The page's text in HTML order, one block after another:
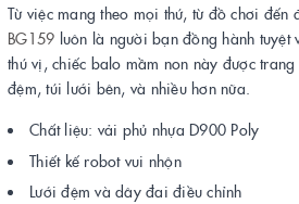
Từ việc mang theo mọi thứ, từ đồ chơi đến
BG159 luôn là người bạn đồng hành tuyệt
thú vị, chiếc balo mầm non này được
đệm, túi lưới bên, và nhiều hơn nữa.
Chất liệu: vải phủ nhựa D900 Poly
Thiết kế robot vui nhộn
Lưới đệm và dây đai điều chỉnh